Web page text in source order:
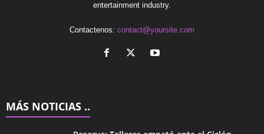
entertainment industry.
Contactenos: contact@yoursite.com
MÁS NOTICIAS ..